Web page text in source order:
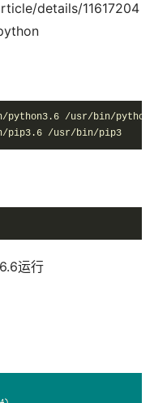
details/11617204
/usr/bin/
pip3.6 /usr/bin/pip3
运行